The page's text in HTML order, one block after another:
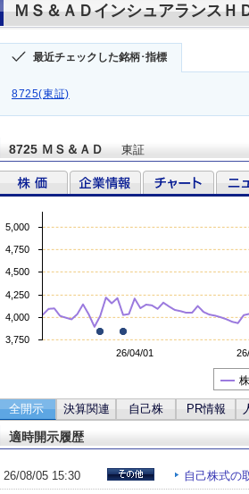
ＭＳ＆ＡＤインシュアランスＨ
最近チェックした銘柄･指標
8725(東証)
8725 ＭＳ＆ＡＤ 東証